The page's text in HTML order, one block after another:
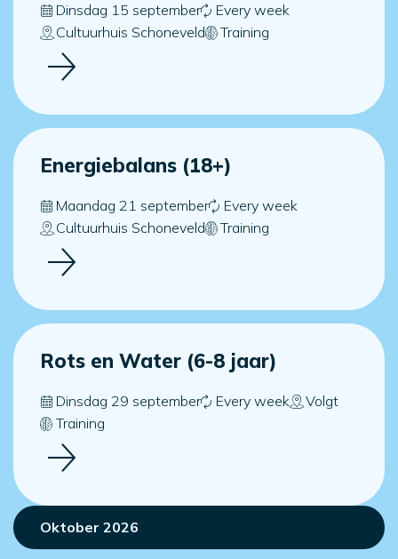
Dinsdag 15 september
Every week
Cultuurhuis Schoneveld
Training
Energiebalans (18+)
Maandag 21 september
Every week
Cultuurhuis Schoneveld
Training
Rots en Water (6-8 jaar)
Dinsdag 29 september Every week
Volgt
Training
Oktober 2026